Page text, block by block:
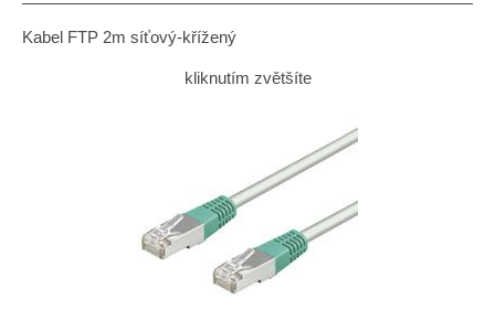
Kabel FTP 2m síťový-křížený
kliknutím zvětšíte